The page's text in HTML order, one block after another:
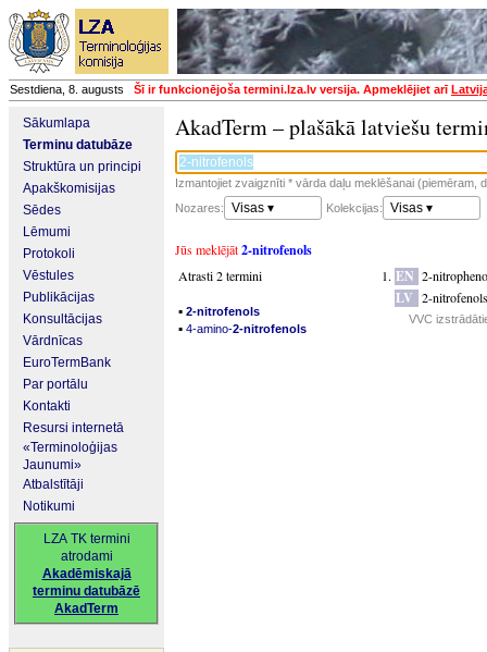
Sestdiena, 8. augusts Šī ir funkcionējoša termini.lza.lv versija. Apmeklējiet arī
Sākumlapa
Terminu datubāze
Struktūra un principi
Apakškomisijas
Sēdes
Lēmumi
Protokoli
Vēstules
Publikācijas
Konsultācijas
Vārdnīcas
EuroTermBank
Par portālu
Kontakti
Resursi internetā
«Terminoloģijas
Jaunumi»
Atbalstītāji
Notikumi
LZA TK termini
atrodami
Akadēmiskajā
terminu datubāzē
AkadTerm
AkadTerm – plašākā latviešu
Izmantojiet zvaigznīti * vārda daļu meklēšanai (piemēram,
Nozares:
Visas ▾ Kolekcijas: Visas ▾
Jūs meklējāt2-nitrofenols
Atrasti 2 termini
▪ 2-nitrofenols
▪ 4-amino-2-nitrofenols
EN 2-
LV 2-nitrofenols
VVC